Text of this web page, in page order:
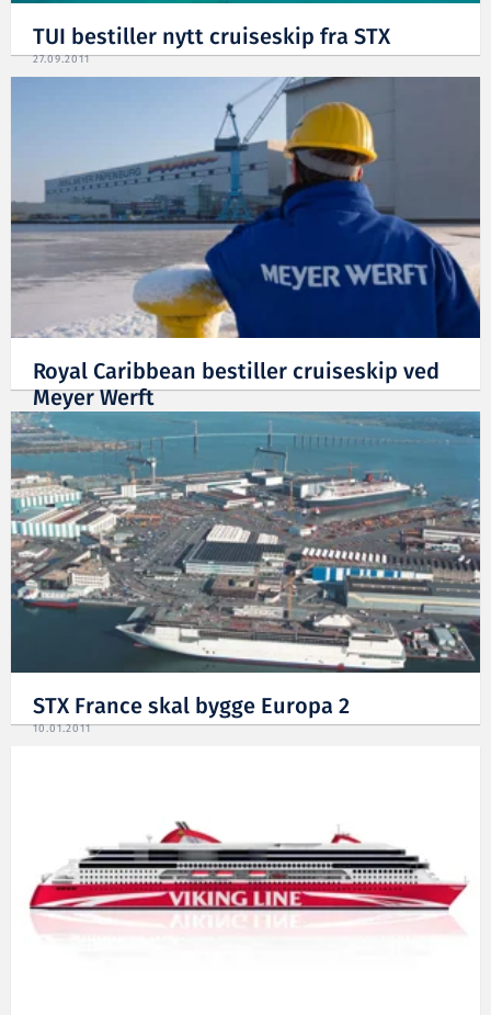
TUI bestiller nytt cruiseskip fra STX
27.09.2011
Royal Caribbean bestiller cruiseskip ved
Meyer Werft
14.02.2011
STX France skal bygge Europa 2
10.01.2011